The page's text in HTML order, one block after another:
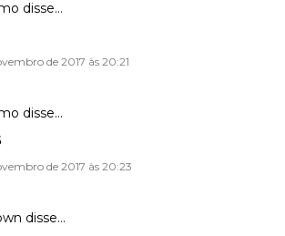
disse…
de 2017 às 20:21
disse…
de 2017 às 20:23
disse…